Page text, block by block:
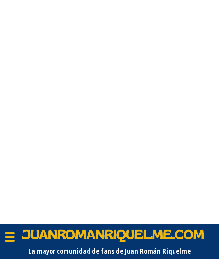
La mayor comunidad de fans de Juan Román Riquelme